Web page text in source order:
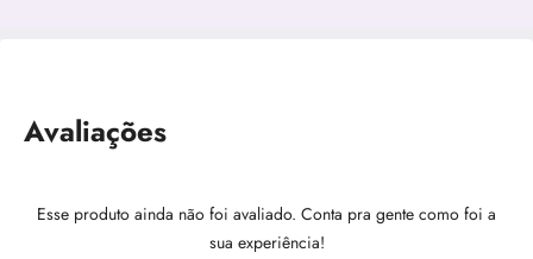
Avaliações
Esse produto ainda não foi avaliado. Conta pra gente como foi a
sua experiência!